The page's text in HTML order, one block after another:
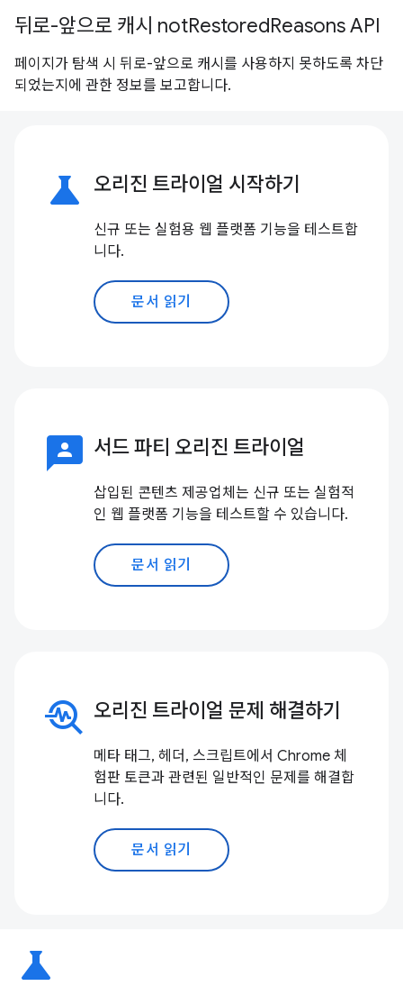
뒤로-앞으로 캐시 notRestoredReasons API
페이지가 탐색 시 뒤로-앞으로 캐시를 사용하지 못하도록 차단
되었는지에 관한 정보를 보고합니다.
science 오리진 트라이얼 시작하기
신규 또는 실험용 웹 플랫폼 기능을 테스트합
니다.
문서 읽기
3p 서드 파티 오리진 트라이얼
삽입된 콘텐츠 제공업체는 신규 또는 실험적
인 웹 플랫폼 기능을 테스트할 수 있습니다.
문서 읽기
troubleshoot 오리진 트라이얼 문제 해결하기
메타 태그, 헤더, 스크립트에서 Chrome 체
험판 토큰과 관련된 일반적인 문제를 해결합
니다.
문서 읽기
science